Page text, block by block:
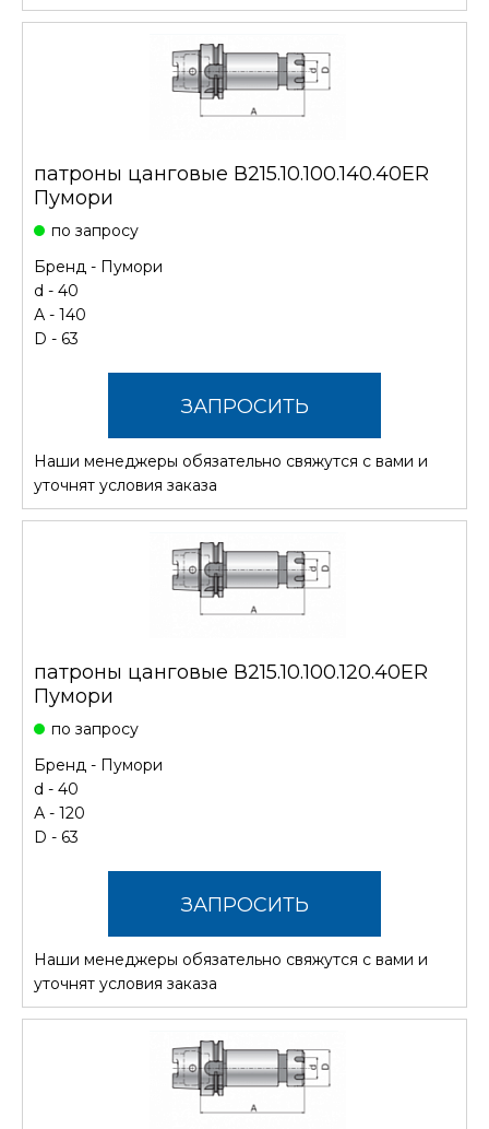
патроны цанговые В215.10.100.140.40ER
Пумори
по запросу
Бренд - Пумори
d - 40
А - 140
D - 63
ЗАПРОСИТЬ
СТОИМОСТЬ
Наши менеджеры обязательно свяжутся с вами и
уточнят условия заказа
патроны цанговые В215.10.100.120.40ER
Пумори
по запросу
Бренд - Пумори
d - 40
А - 120
D - 63
ЗАПРОСИТЬ
СТОИМОСТЬ
Наши менеджеры обязательно свяжутся с вами и
уточнят условия заказа